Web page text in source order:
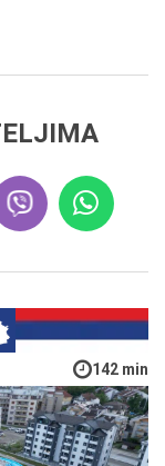
142 min